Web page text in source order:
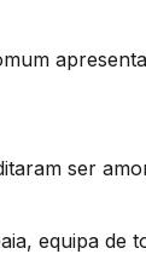
ser
equipa de